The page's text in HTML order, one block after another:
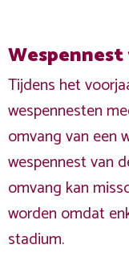
Tijdens het
wespennesten
omvang van een
wespennest van
omvang kan
worden omdat
stadium.